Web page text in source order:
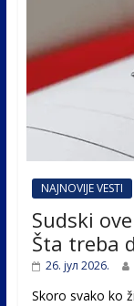
NAJNOVIJE VESTI
Sudski
Šta treba
26. јул 2026.
Skoro svako ko